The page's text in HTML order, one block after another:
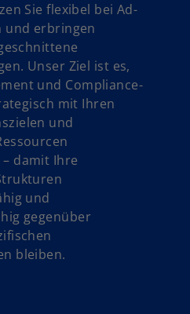
Sie flexibel bei Ad-
und erbringen
Unser Ziel ist es,
und Compliance-
mit Ihren
und
damit Ihre
und
gegenüber
bleiben.